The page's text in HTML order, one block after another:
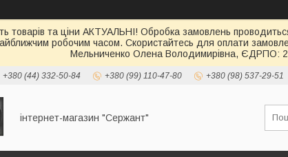
товарів та ціни АКТУАЛЬНІ! Обробка замовлень
робочим часом. Скористайтесь для оплати
Мельниченко Олена Володимирівна, ЄДРПО:
+380 (44) 332-50-84 +380 (99) 110-47-80 +380 (98) 537-29-51
інтернет-магазин "Сержант"